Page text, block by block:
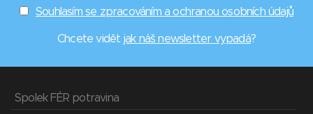
Souhlasím se zpracováním a ochranou osobních údajů
Chcete vidět jak náš newsletter vypadá?
Spolek FÉR potravina